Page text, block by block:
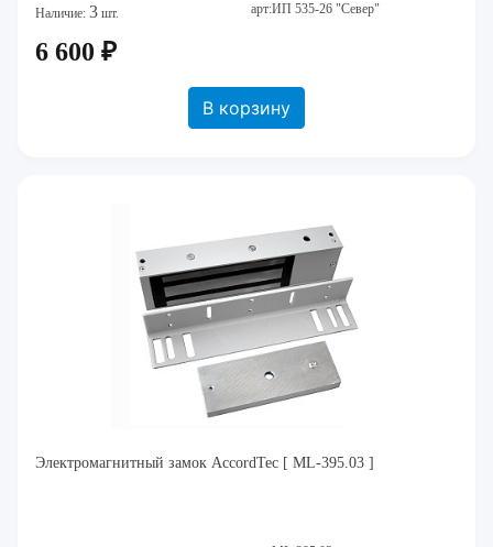
Наличие: 3 шт. арт:ИП 535-26 "Север"
6 600 ₽
В корзину
Электромагнитный замок AccordTec [ ML-395.03 ]